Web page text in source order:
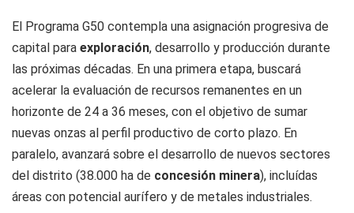
El Programa G50 contempla una asignación progresiva de
capital para exploración, desarrollo y producción durante
las próximas décadas. En una primera etapa, buscará
acelerar la evaluación de recursos remanentes en un
horizonte de 24 a 36 meses, con el objetivo de sumar
nuevas onzas al perfil productivo de corto plazo. En
paralelo, avanzará sobre el desarrollo de nuevos sectores
del distrito (38.000 ha de concesión minera), incluídas
áreas con potencial aurífero y de metales industriales.